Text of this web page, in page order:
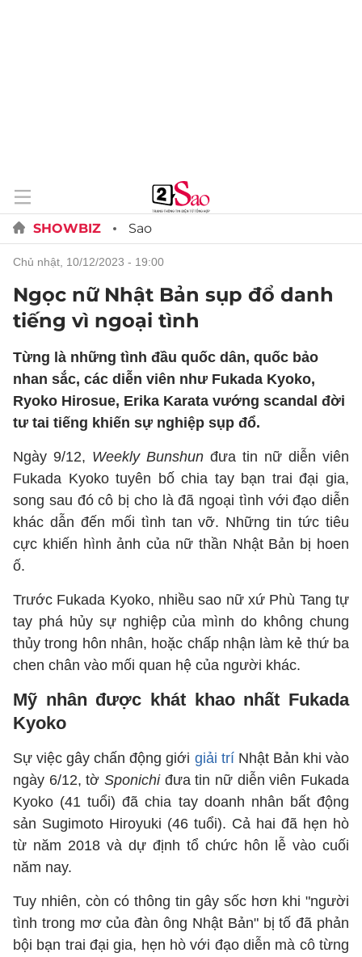
SHOWBIZ Sao
chủ nhật, 10/12/2023 - 19:00
Ngọc nữ Nhật Bản sụp đổ danh
tiếng vì ngoại tình
Từng là những tình đầu quốc dân, quốc bảo
nhan sắc, các diễn viên như Fukada Kyoko,
Ryoko Hirosue, Erika Karata vướng scandal đời
tư tai tiếng khiến sự nghiệp sụp đổ.
Ngày 9/12, Weekly Bunshun đưa tin nữ diễn viên
Fukada Kyoko tuyên bố chia tay bạn trai đại gia,
song sau đó cô bị cho là đã ngoại tình với đạo diễn
khác dẫn đến mối tình tan vỡ. Những tin tức tiêu
cực khiến hình ảnh của nữ thần Nhật Bản bị hoen
ố.
Trước Fukada Kyoko, nhiều sao nữ xứ Phù Tang tự
tay phá hủy sự nghiệp của mình do không chung
thủy trong hôn nhân, hoặc chấp nhận làm kẻ thứ ba
chen chân vào mối quan hệ của người khác.
Mỹ nhân được khát khao nhất Fukada
Kyoko
Sự việc gây chấn động giới giải trí Nhật Bản khi vào
ngày 6/12, tờ Sponichi đưa tin nữ diễn viên Fukada
Kyoko (41 tuổi) đã chia tay doanh nhân bất động
sản Sugimoto Hiroyuki (46 tuổi). Cả hai đã hẹn hò
từ năm 2018 và dự định tổ chức hôn lễ vào cuối
năm nay.
Tuy nhiên, còn có thông tin gây sốc hơn khi "người
tình trong mơ của đàn ông Nhật Bản" bị tố đã phản
bội bạn trai đại gia, hẹn hò với đạo diễn mà cô từng